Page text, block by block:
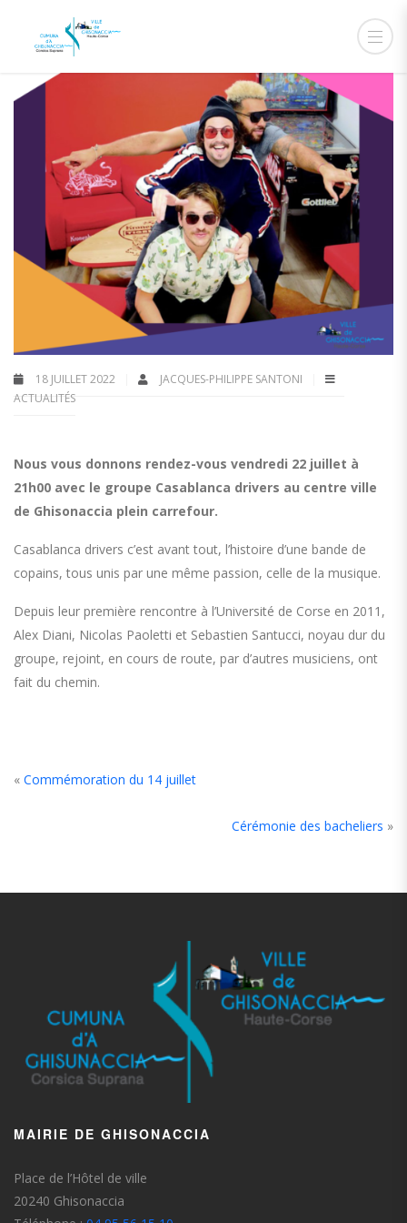
18 JUILLET 2022
JACQUES-PHILIPPE SANTONI
ACTUALITÉS
Nous vous donnons rendez-vous vendredi 22 juillet à
21h00 avec le groupe Casablanca drivers au centre ville
de Ghisonaccia plein carrefour.
Casablanca drivers c’est avant tout, l’histoire d’une bande de
copains, tous unis par une même passion, celle de la musique.
Depuis leur première rencontre à l’Université de Corse en 2011,
Alex Diani, Nicolas Paoletti et Sebastien Santucci, noyau dur du
groupe, rejoint, en cours de route, par d’autres musiciens, ont
fait du chemin.
« Commémoration du 14 juillet
Cérémonie des bacheliers »
MAIRIE DE GHISONACCIA
Place de l’Hôtel de ville
20240 Ghisonaccia